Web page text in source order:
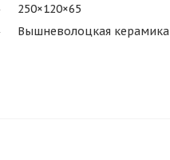
250×120×65
Вышневолоцкая керамика